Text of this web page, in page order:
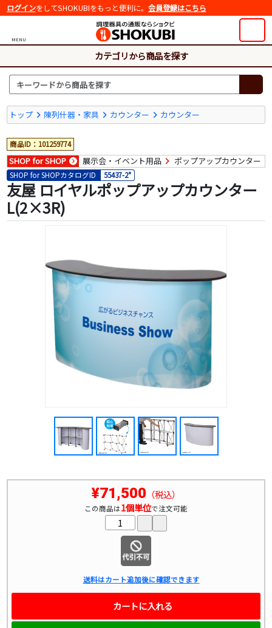
ログインをしてSHOKUBIをもっと便利に。 会員登録はこちら
MENU
カテゴリから商品を探す
トップ 陳列什器・家具 カウンター カウンター
商品ID：101259774
SHOP for SHOP 展示会・イベント用品 ポップアップカウンター
SHOP for SHOPカタログID 55437-2*
友屋 ロイヤルポップアップカウンター
L(2×3R)
¥71,500 （税込）
この商品は1個単位で注文可能
送料はカート追加後に確認できます
カートに入れる